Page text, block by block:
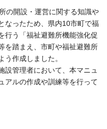
の開設・運営に関する知識や
なったため、県内10市町で福
行う「福祉避難所機能強化促
を踏まえ、市町や福祉避難所
う作成しました。
設管理者において、本マニュ
アルの作成や訓練等を行って